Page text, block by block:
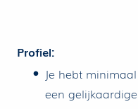
Profiel:
Je hebt
een